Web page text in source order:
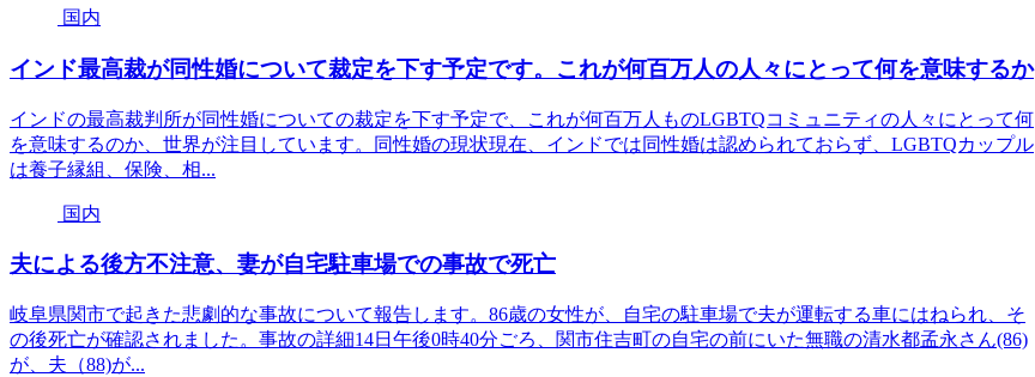
国内
インド最高裁が同性婚について裁定を下す予定です。これが何百万人の人々にとって何を意味するか
インドの最高裁判所が同性婚についての裁定を下す予定で、これが何百万人ものLGBTQコミュニティの人々にとって何
を意味するのか、世界が注目しています。同性婚の現状現在、インドでは同性婚は認められておらず、LGBTQカップル
は養子縁組、保険、相...
国内
夫による後方不注意、妻が自宅駐車場での事故で死亡
岐阜県関市で起きた悲劇的な事故について報告します。86歳の女性が、自宅の駐車場で夫が運転する車にはねられ、そ
の後死亡が確認されました。事故の詳細14日午後0時40分ごろ、関市住吉町の自宅の前にいた無職の清水都孟永さん(86)
が、夫（88)が...